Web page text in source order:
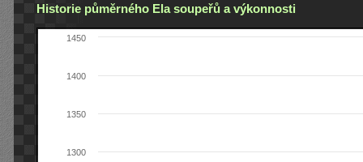
Historie půměrného Ela soupeřů a výkonnosti
1300
1350
1400
1450